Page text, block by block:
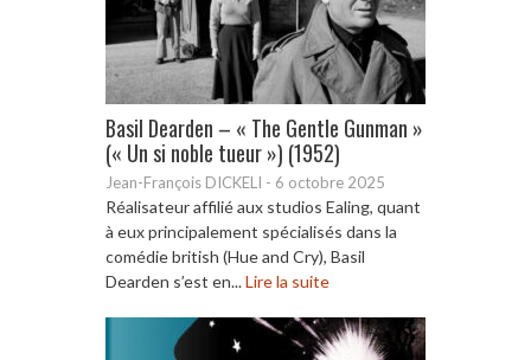
Basil Dearden – « The Gentle Gunman »
(« Un si noble tueur ») (1952)
Jean-François DICKELI - 6 octobre 2025
Réalisateur affilié aux studios Ealing, quant
à eux principalement spécialisés dans la
comédie british (Hue and Cry), Basil
Dearden s’est en...Lire la suite